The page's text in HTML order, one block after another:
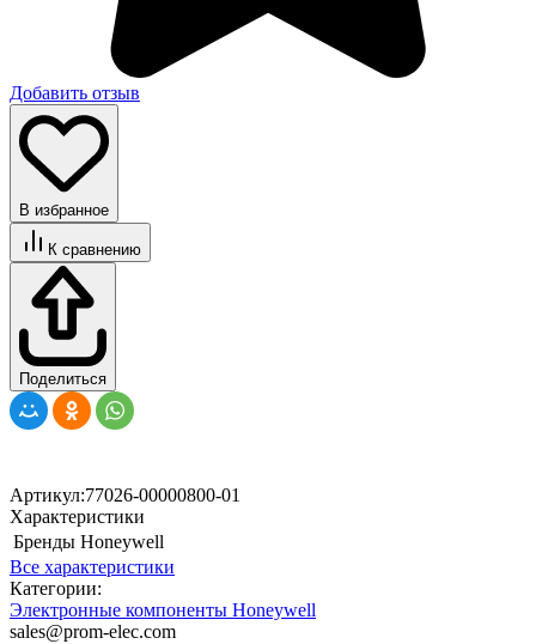
Добавить отзыв
В избранное
К сравнению
Поделиться
Артикул:77026-00000800-01
Характеристики
Бренды Honeywell
Все характеристики
Категории:
Электронные компоненты Honeywell
sales@prom-elec.com